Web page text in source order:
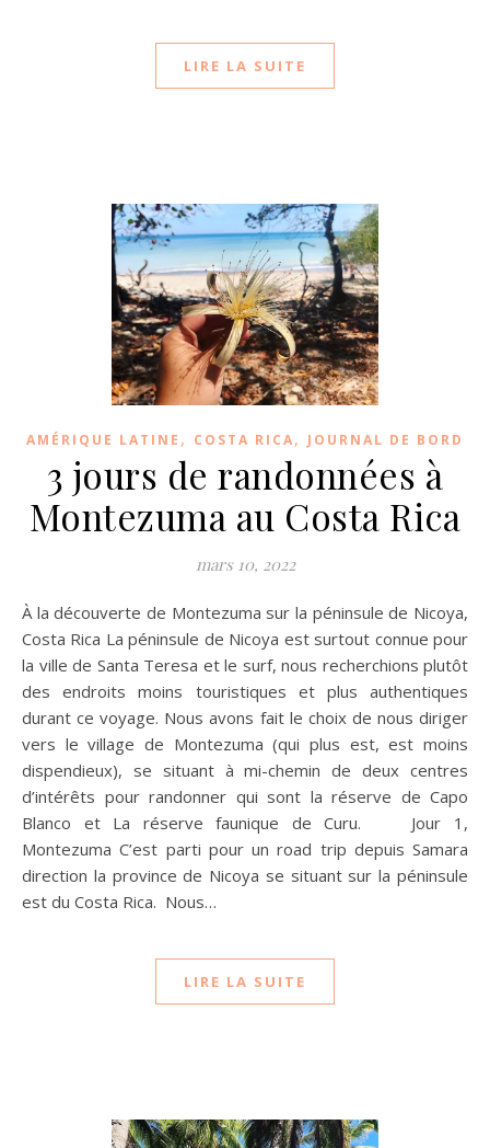
LIRE LA SUITE
AMÉRIQUE LATINE , COSTA RICA, JOURNAL DE BORD
3 jours de randonnées à
Montezuma au Costa Rica
mars 10, 2022
À la découverte de Montezuma sur la péninsule de Nicoya,
Costa Rica La péninsule de Nicoya est surtout connue pour
la ville de Santa Teresa et le surf, nous recherchions plutôt
des endroits moins touristiques et plus authentiques
durant ce voyage. Nous avons fait le choix de nous diriger
vers le village de Montezuma (qui plus est, est moins
dispendieux), se situant à mi-chemin de deux centres
d’intérêts pour randonner qui sont la réserve de Capo
Blanco et La réserve faunique de Curu. Jour 1,
Montezuma C’est parti pour un road trip depuis Samara
direction la province de Nicoya se situant sur la péninsule
est du Costa Rica. Nous…
LIRE LA SUITE